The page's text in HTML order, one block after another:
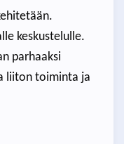
keskustelulle.
parhaaksi
liiton toiminta ja